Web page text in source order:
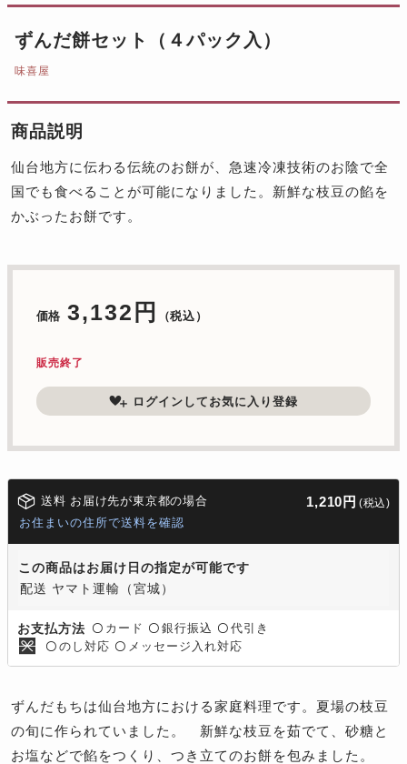
ずんだ餅セット（４パック入）
味喜屋
商品説明
仙台地方に伝わる伝統のお餅が、急速冷凍技術のお陰で全
国でも食べることが可能になりました。新鮮な枝豆の餡を
かぶったお餅です。
価格 3,132円 （税込）
販売終了
ログインしてお気に入り登録
送料 お届け先が東京都の場合 1,210円 (税込)
お住まいの住所で送料を確認
この商品はお届け日の指定が可能です
配送 ヤマト運輸（宮城）
お支払方法 〇 カード 〇 銀行振込 〇 代引き
〇 のし対応 〇 メッセージ入れ対応
ずんだもちは仙台地方における家庭料理です。夏場の枝豆
の旬に作られていました。 新鮮な枝豆を茹でて、砂糖と
お塩などで餡をつくり、つき立てのお餅を包みました。